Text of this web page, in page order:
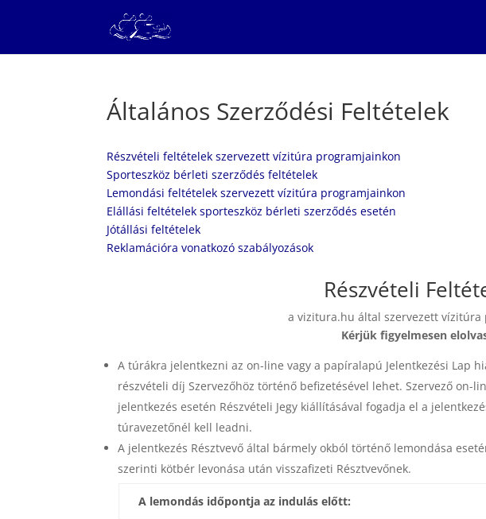
Általános Szerződési Feltételek
Részvételi feltételek szervezett vízitúra programjainkon
Sporteszköz bérleti szerződés feltételek
Lemondási feltételek szervezett vízitúra programjainkon
Elállási feltételek sporteszköz bérleti szerződés esetén
Jótállási feltételek
Reklamációra vonatkozó szabályozások
Részvételi
a vizitura.hu által szervezett vízitúra
Kérjük figyelmesen
A túrákra jelentkezni az on-line vagy a papíralapú Jelentkezési Lap
részvételi díj Szervezőhöz történő befizetésével lehet. Szervező on-
jelentkezés esetén Részvételi Jegy kiállításával fogadja el a
túravezetőnél kell leadni.
A jelentkezés Résztvevő által bármely okból történő lemondása
szerinti kötbér levonása után visszafizeti Résztvevőnek.
A lemondás időpontja az indulás előtt: